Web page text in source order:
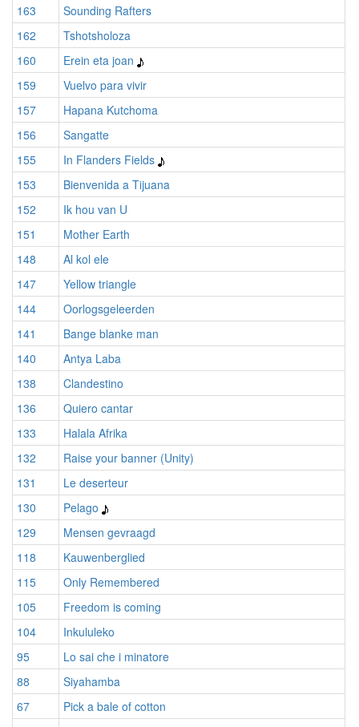
163
Sounding Rafters
162
Tshotsholoza
160
Erein eta joan
159
Vuelvo para vivir
157
Hapana Kutchoma
156
Sangatte
155
In Flanders Fields
153
Bienvenida a Tijuana
152
Ik hou van U
151
Mother Earth
148
Al kol ele
147
Yellow triangle
144
Oorlogsgeleerden
141
Bange blanke man
140
Antya Laba
138
Clandestino
136
Quiero cantar
133
Halala Afrika
132
Raise your banner (Unity)
131
Le deserteur
130
Pelago
129
Mensen gevraagd
118
Kauwenberglied
115
Only Remembered
105
Freedom is coming
104
Inkululeko
95
Lo sai che i minatore
88
Siyahamba
67
Pick a bale of cotton